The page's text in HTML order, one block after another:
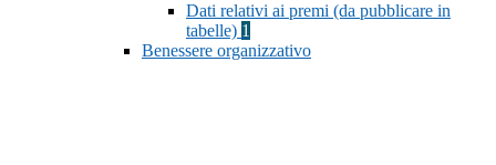
Dati relativi ai premi (da pubblicare in
tabelle) 1
Benessere organizzativo